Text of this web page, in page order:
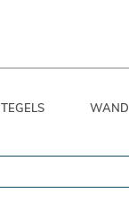
TEGELS WAND